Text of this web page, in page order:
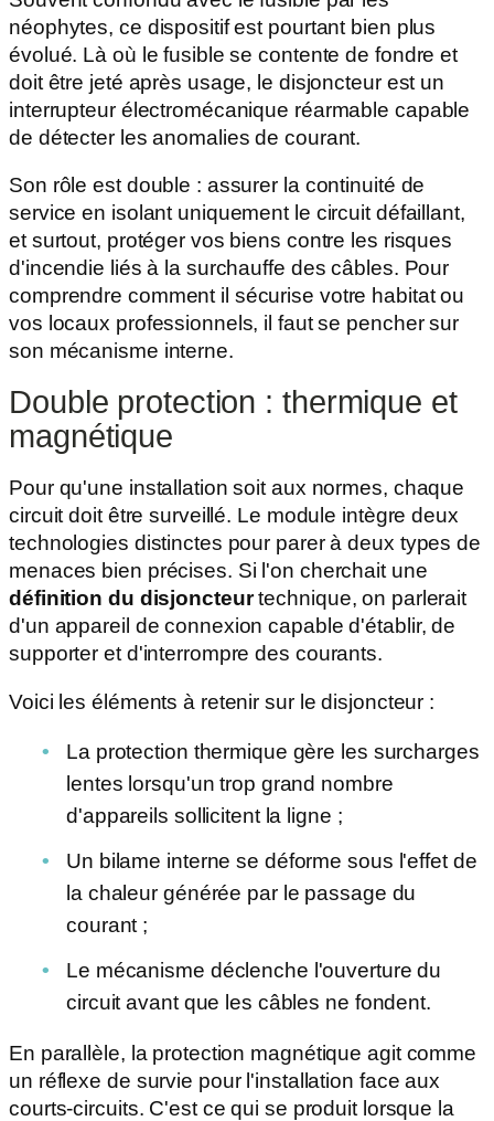
néophytes, ce dispositif est pourtant bien plus
évolué. Là où le fusible se contente de fondre et
doit être jeté après usage, le disjoncteur est un
interrupteur électromécanique réarmable capable
de détecter les anomalies de courant.
Son rôle est double : assurer la continuité de
service en isolant uniquement le circuit défaillant,
et surtout, protéger vos biens contre les risques
d'incendie liés à la surchauffe des câbles. Pour
comprendre comment il sécurise votre habitat ou
vos locaux professionnels, il faut se pencher sur
son mécanisme interne.
Double protection : thermique et
magnétique
Pour qu'une installation soit aux normes, chaque
circuit doit être surveillé. Le module intègre deux
technologies distinctes pour parer à deux types de
menaces bien précises. Si l'on cherchait une
définition du disjoncteurtechnique, on parlerait
d'un appareil de connexion capable d'établir, de
supporter et d'interrompre des courants.
Voici les éléments à retenir sur le disjoncteur :
La protection thermique gère les surcharges
lentes lorsqu'un trop grand nombre
d'appareils sollicitent la ligne ;
Un bilame interne se déforme sous l'effet de
la chaleur générée par le passage du
courant ;
Le mécanisme déclenche l'ouverture du
circuit avant que les câbles ne fondent.
En parallèle, la protection magnétique agit comme
un réflexe de survie pour l'installation face aux
courts-circuits. C'est ce qui se produit lorsque la